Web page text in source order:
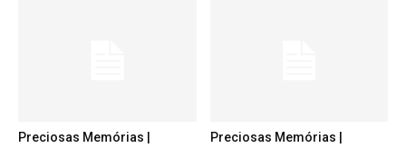
Preciosas Memórias |
Preciosas Memórias |